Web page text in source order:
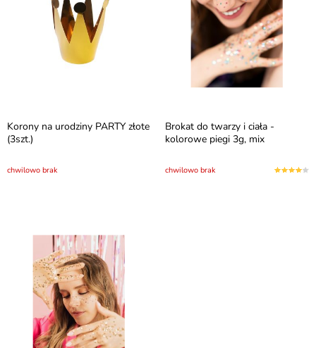
Korony na urodziny PARTY złote
(3szt.)
chwilowo brak
Brokat do twarzy i ciała -
kolorowe piegi 3g, mix
chwilowo brak